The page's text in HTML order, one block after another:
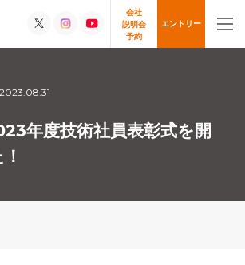
会社
説明会
予約
エントリー
2023.08.31
年度技術社員表彰式を開